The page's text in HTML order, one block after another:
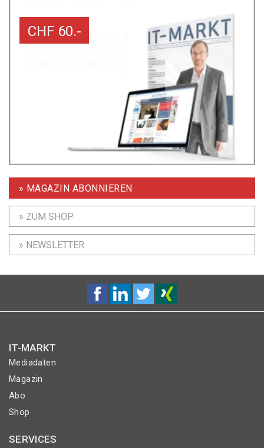
CHF 60.-
» MAGAZIN ABONNIEREN
» ZUM SHOP
» NEWSLETTER
IT-MARKT
Mediadaten
Magazin
Abo
Shop
SERVICES